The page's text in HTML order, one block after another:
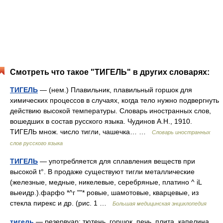
Смотреть что такое "ТИГЕЛЬ" в других словарях:
ТИГЕЛЬ — (нем.) Плавильник, плавильный горшок для
химических процессов в случаях, когда тело нужно подвергнуть
действию высокой температуры. Словарь иностранных слов,
вошедших в состав русского языка. Чудинов А.Н., 1910.
ТИГЕЛЬ множ. число тигли, чашечка… …
Словарь иностранных
слов русского языка
ТИГЕЛЬ — употребляется для сплавления веществ при
высокой t°. В продаже существуют тигли металлические
(железные, медные, никелевые, серебряные, платино ^ iL
выеидр.).фарфо *^г ""* ровые, шамотовые, кварцевые, из
стекла пирекс и др. (рис. 1 …
Большая медицинская энциклопедия